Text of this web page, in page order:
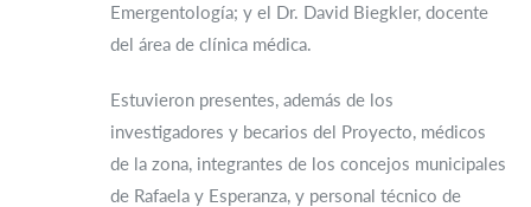
Emergentología; y el Dr. David Biegkler, docente
del área de clínica médica.
Estuvieron presentes, además de los
investigadores y becarios del Proyecto, médicos
de la zona, integrantes de los concejos municipales
de Rafaela y Esperanza, y personal técnico de